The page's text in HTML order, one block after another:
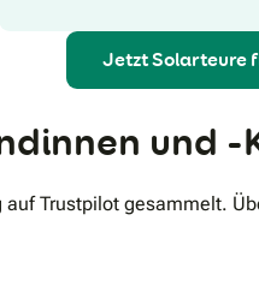
Jetzt Solarteure
und -
Trustpilot gesammelt.